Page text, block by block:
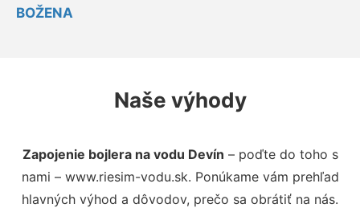
BOŽENA
Naše výhody
Zapojenie bojlera na vodu Devín – poďte do toho s
nami – www.riesim-vodu.sk. Ponúkame vám prehľad
hlavných výhod a dôvodov, prečo sa obrátiť na nás.